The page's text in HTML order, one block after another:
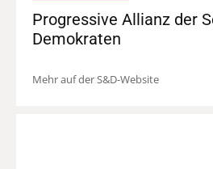
Progressive Allianz der
Demokraten
Mehr auf der S&D-Website